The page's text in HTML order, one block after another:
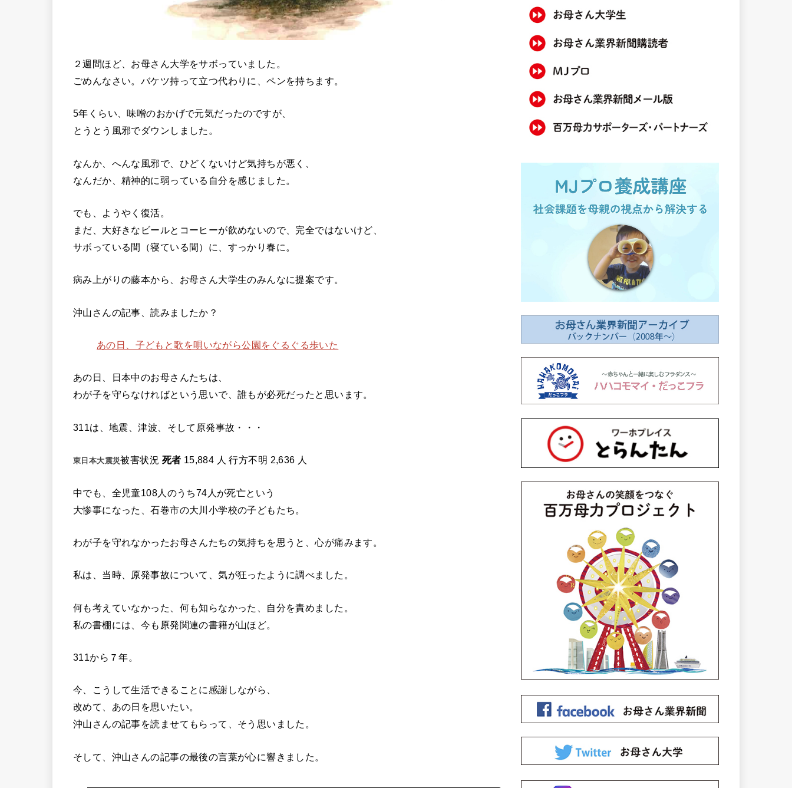
２週間ほど、お母さん大学をサボっていました。
ごめんなさい。バケツ持って立つ代わりに、ペンを持ちます。
5年くらい、味噌のおかげで元気だったのですが、
とうとう風邪でダウンしました。
なんか、へんな風邪で、ひどくないけど気持ちが悪く、
なんだか、精神的に弱っている自分を感じました。
でも、ようやく復活。
まだ、大好きなビールとコーヒーが飲めないので、完全ではないけど、
サボっている間（寝ている間）に、すっかり春に。
病み上がりの藤本から、お母さん大学生のみんなに提案です。
沖山さんの記事、読みましたか？
あの日、子どもと歌を唄いながら公園をぐるぐる歩いた
あの日、日本中のお母さんたちは、
わが子を守らなければという思いで、誰もが必死だったと思います。
311は、地震、津波、そして原発事故・・・
東日本大震災被害状況 死者 15,884 人 行方不明 2,636 人
中でも、全児童108人のうち74人が死亡という
大惨事になった、石巻市の大川小学校の子どもたち。
わが子を守れなかったお母さんたちの気持ちを思うと、心が痛みます。
私は、当時、原発事故について、気が狂ったように調べました。
何も考えていなかった、何も知らなかった、自分を責めました。
私の書棚には、今も原発関連の書籍が山ほど。
311から７年。
今、こうして生活できることに感謝しながら、
改めて、あの日を思いたい。
沖山さんの記事を読ませてもらって、そう思いました。
そして、沖山さんの記事の最後の言葉が心に響きました。